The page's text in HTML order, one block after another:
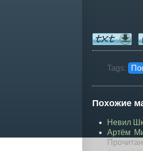
Tags:
Похожие
Невил
Артём